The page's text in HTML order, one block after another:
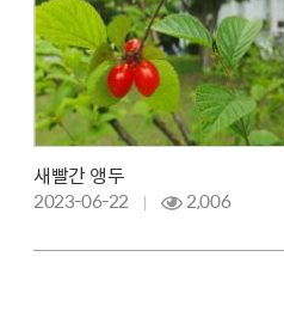
새빨간 앵두
2023-06-22 2,006